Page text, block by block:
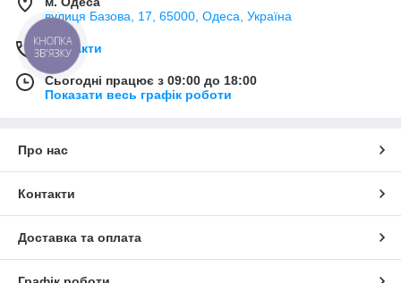
вулиця Базова, 17, 65000, Одеса, Україна
Контакти
Сьогодні працює з 09:00 до 18:00
Показати весь графік роботи
Про нас
Контакти
Доставка та оплата
КНОПКА
ЗВ'ЯЗКУ